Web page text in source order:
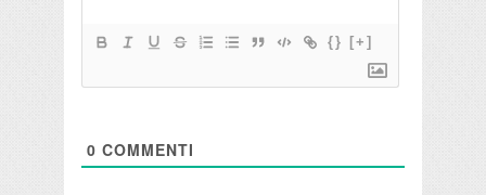
{} [+]
0 COMMENTI